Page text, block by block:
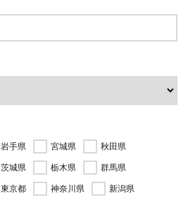
岩手県 宮城県
秋田県
茨城県 栃木県
群馬県
東京都 神奈川県
新潟県